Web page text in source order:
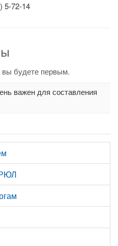
5-72-14
вы будете первым.
важен для составления